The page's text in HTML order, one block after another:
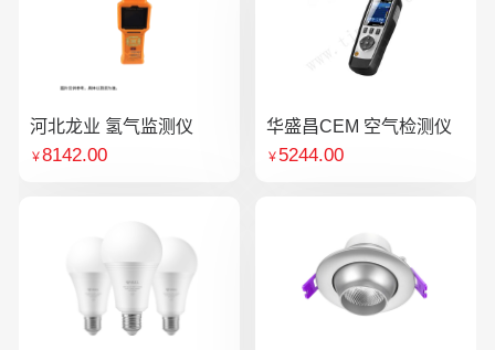
河北龙业 氢气监测仪
￥8142.00
华盛昌CEM 空气检测仪
￥ 5244.00